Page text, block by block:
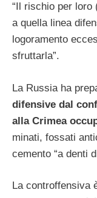
“Il rischio per
a quella linea
logoramento
sfruttarla”.
La Russia ha
difensive dal
alla Crimea
minati, fossati
cemento “a denti
La controffensiva